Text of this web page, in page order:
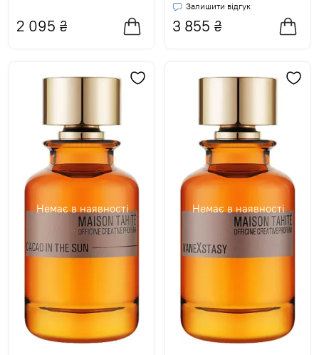
2 095 ₴
Залишити відгук
3 855 ₴
Немає в наявності Немає в наявності